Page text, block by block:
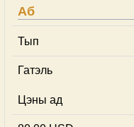
Аб
Тып
Гатэль
Цэны ад